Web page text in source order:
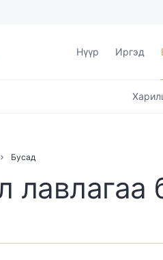
Нүүр Иргэд
Бусад
лавлагаа